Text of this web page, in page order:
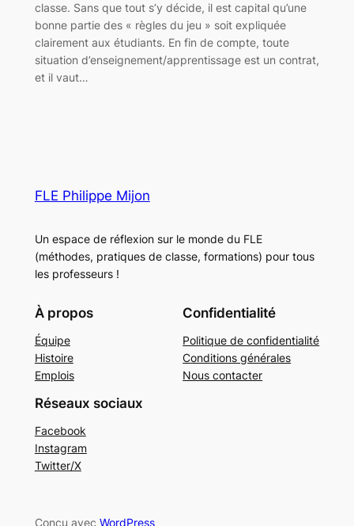
classe. Sans que tout s’y décide, il est capital qu’une
bonne partie des « règles du jeu » soit expliquée
clairement aux étudiants. En fin de compte, toute
situation d’enseignement/apprentissage est un contrat,
et il vaut…
FLE Philippe Mijon
Un espace de réflexion sur le monde du FLE
(méthodes, pratiques de classe, formations) pour tous
les professeurs !
À propos
Équipe
Histoire
Emplois
Confidentialité
Politique de confidentialité
Conditions générales
Nous contacter
Réseaux sociaux
Facebook
Instagram
Twitter/X
Conçu avec WordPress